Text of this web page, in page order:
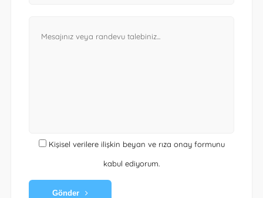
Kişisel verilere ilişkin beyan ve rıza onay formunu
kabul ediyorum.
Gönder